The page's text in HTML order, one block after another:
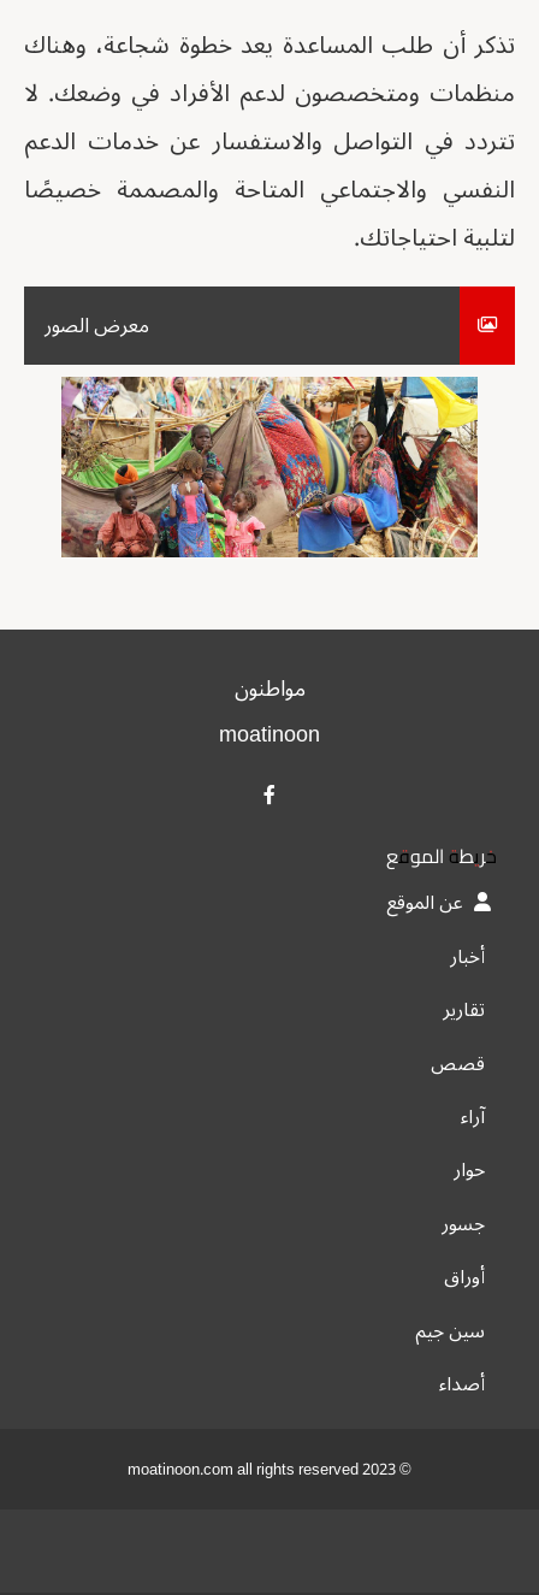
تذكر أن طلب المساعدة يعد خطوة شجاعة، وهناك
منظمات ومتخصصون لدعم الأفراد في وضعك. لا
تتردد في التواصل والاستفسار عن خدمات الدعم
النفسي والاجتماعي المتاحة والمصممة خصيصًا
لتلبية احتياجاتك.
معرض الصور
مواطنون
moatinoon
خريطة الموقع
عن الموقع
أخبار
تقارير
قصص
آراء
حوار
جسور
أوراق
سين جيم
أصداء
© 2023 moatinoon.com all rights reserved